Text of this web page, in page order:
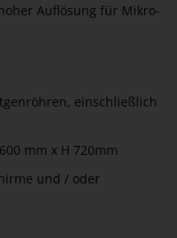
Auflösung für Mikro-
einschließlich
mm x H 720mm
und / oder